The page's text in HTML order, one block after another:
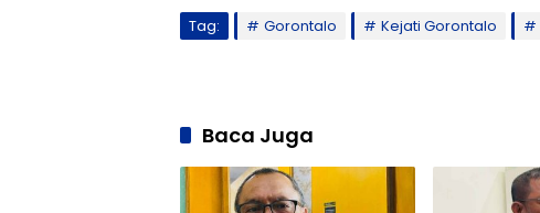
Tag: Gorontalo Kejati Gorontalo
Baca Juga